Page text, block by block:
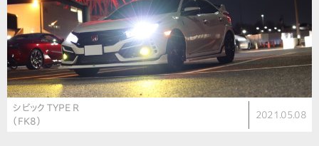
シビック TYPE R
（FK8）
2021.05.08